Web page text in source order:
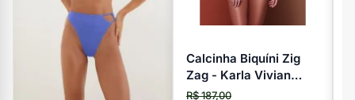
Calcinha Biquíni Zig
Zag - Karla Vivian
Beach Brazil
R$ 187,00